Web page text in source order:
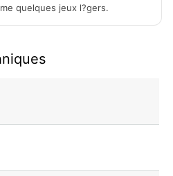
quelques jeux l?gers.